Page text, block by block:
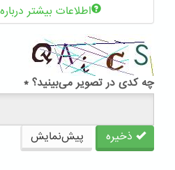
اطلاعات بیشتر
چه کدی در تصویر می‌بینید؟ *
ذخیره پیش‌نمایش